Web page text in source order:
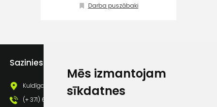
Mēs izmantojam
sīkdatnes
Darba puszābaki
Sazinies ar mums
Kuldīgas iela 69a, Saldus, Saldus nov., LV - 3801
(+ 371) 63 881 186
(+371) 63 881